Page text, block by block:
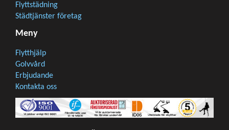
Flyttstädning
Städtjänster företag
Meny
Flytthjälp
Golvvård
Erbjudande
Kontakta oss